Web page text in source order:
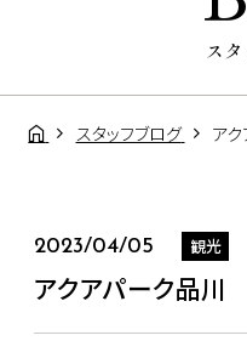
ス
スタッフブログ ア
2023/04/05 観光
アクアパーク品川